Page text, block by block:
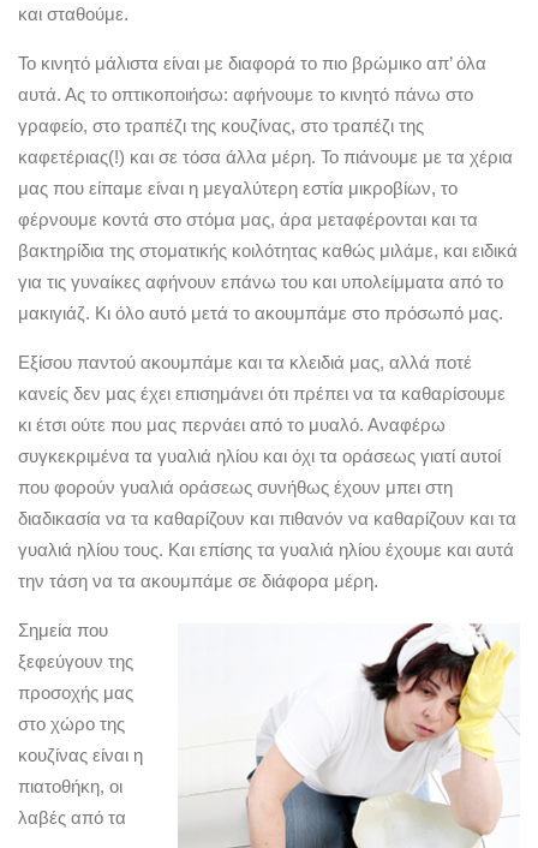
και σταθούμε.
Το κινητό μάλιστα είναι με διαφορά το πιο βρώμικο απ’ όλα
αυτά. Ας το οπτικοποιήσω: αφήνουμε το κινητό πάνω στο
γραφείο, στο τραπέζι της κουζίνας, στο τραπέζι της
καφετέριας(!) και σε τόσα άλλα μέρη. Το πιάνουμε με τα χέρια
μας που είπαμε είναι η μεγαλύτερη εστία μικροβίων, το
φέρνουμε κοντά στο στόμα μας, άρα μεταφέρονται και τα
βακτηρίδια της στοματικής κοιλότητας καθώς μιλάμε, και ειδικά
για τις γυναίκες αφήνουν επάνω του και υπολείμματα από το
μακιγιάζ. Κι όλο αυτό μετά το ακουμπάμε στο πρόσωπό μας.
Εξίσου παντού ακουμπάμε και τα κλειδιά μας, αλλά ποτέ
κανείς δεν μας έχει επισημάνει ότι πρέπει να τα καθαρίσουμε
κι έτσι ούτε που μας περνάει από το μυαλό. Αναφέρω
συγκεκριμένα τα γυαλιά ηλίου και όχι τα οράσεως γιατί αυτοί
που φορούν γυαλιά οράσεως συνήθως έχουν μπει στη
διαδικασία να τα καθαρίζουν και πιθανόν να καθαρίζουν και τα
γυαλιά ηλίου τους. Και επίσης τα γυαλιά ηλίου έχουμε και αυτά
την τάση να τα ακουμπάμε σε διάφορα μέρη.
Σημεία που
ξεφεύγουν της
προσοχής μας
στο χώρο της
κουζίνας είναι η
πιατοθήκη, οι
λαβές από τα